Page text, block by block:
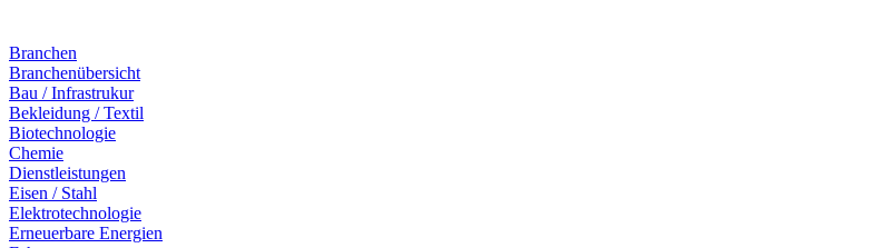
Branchen
Branchenübersicht
Bau / Infrastrukur
Bekleidung / Textil
Biotechnologie
Chemie
Dienstleistungen
Eisen / Stahl
Elektrotechnologie
Erneuerbare Energien